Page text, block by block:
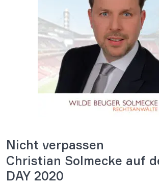
Nicht verpassen
Christian Solmecke auf
DAY 2020